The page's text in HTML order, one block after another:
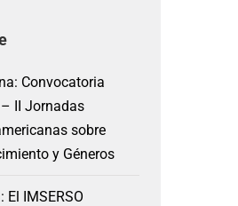
Convocatoria
II Jornadas
sobre
y Géneros
El IMSERSO